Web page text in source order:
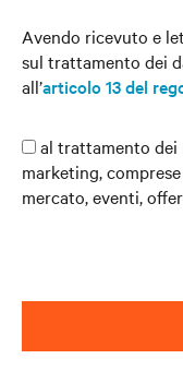
Avendo ricevuto e
sul trattamento dei
all’articolo 13 del
al trattamento dei
marketing,
mercato, eventi,